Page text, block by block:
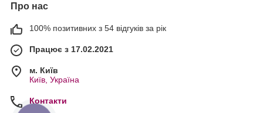
Про нас
100% позитивних з 54 відгуків за рік
Працює з 17.02.2021
м. Київ
Київ, Україна
Контакти